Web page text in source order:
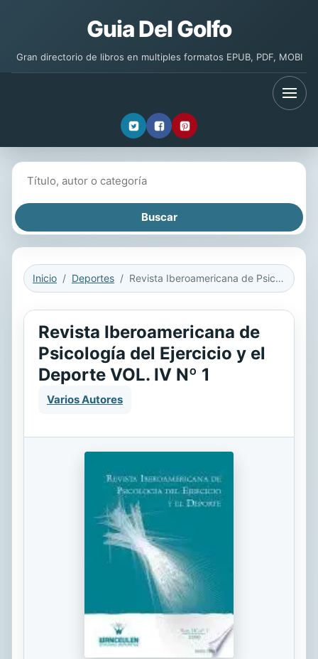
Guia Del Golfo
Gran directorio de libros en multiples formatos EPUB, PDF, MOBI
Inicio Deportes Revista Iberoamericana de Psicología del Ejercicio y el Deporte VOL. IV Nº 1
Revista Iberoamericana de
Psicología del Ejercicio y el
Deporte VOL. IV Nº 1
Varios Autores